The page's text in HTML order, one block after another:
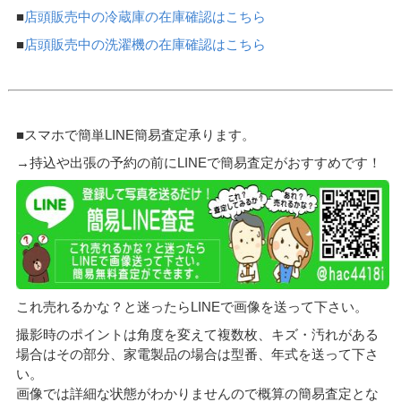
■店頭販売中の冷蔵庫の在庫確認はこちら
■店頭販売中の洗濯機の在庫確認はこちら
■スマホで簡単LINE簡易査定承ります。
→持込や出張の予約の前にLINEで簡易査定がおすすめです！
これ売れるかな？と迷ったらLINEで画像を送って下さい。
撮影時のポイントは角度を変えて複数枚、キズ・汚れがある
場合はその部分、家電製品の場合は型番、年式を送って下さ
い。
画像では詳細な状態がわかりませんので概算の簡易査定とな